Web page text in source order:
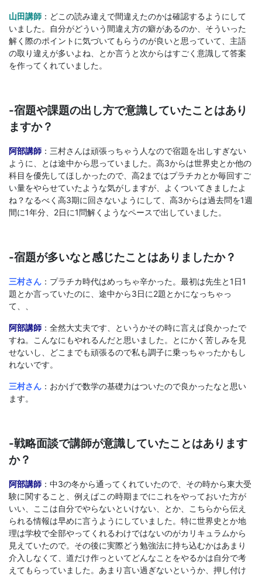
山田講師 ：どこの読み違えで間違えたのかは確認するようにして
いました。自分がどういう間違え方の癖があるのか、そういった
解く際のポイントに気づいてもらうのが良いと思っていて、主語
の取り違えが多いよね、とか言うと次からはすごく意識して答案
を作ってくれていました。
-宿題や課題の出し方で意識していたことはあり
ますか？
阿部講師 ：三村さんは頑張っちゃう人なので宿題を出しすぎない
ように、とは途中から思っていました。高3からは世界史とか他の
科目を優先してほしかったので、高2まではプラチカとか毎回すご
い量をやらせていたような気がしますが、よくついてきましたよ
ね？なるべく高3期に回さないようにして、高3からは過去問を1週
間に1年分、2日に1問解くようなペースで出していました。
-宿題が多いなと感じたことはありましたか？
三村さん ：プラチカ時代はめっちゃ辛かった。最初は先生と1日1
題とか言っていたのに、途中から3日に2題とかになっちゃっ
て、、
阿部講師 ：全然大丈夫です、というかその時に言えば良かったで
すね。こんなにもやれるんだと思いました。とにかく苦しみを見
せないし、どこまでも頑張るので私も調子に乗っちゃったかもし
れないです。
三村さん ：おかげで数学の基礎力はついたので良かったなと思い
ます。
-戦略面談で講師が意識していたことはあります
か？
阿部講師 ：中3の冬から通ってくれていたので、その時から東大受
験に関すること、例えばこの時期までにこれをやっておいた方が
いい、ここは自分でやらないといけない、とか、こちらから伝え
られる情報は早めに言うようにしていました。特に世界史とか地
理は学校で全部やってくれるわけではないのがカリキュラムから
見えていたので。その後に実際どう勉強法に持ち込むかはあまり
介入しなくて、道だけ作っといてどんなことをやるかは自分で考
えてもらっていました。あまり言い過ぎないというか、押し付け